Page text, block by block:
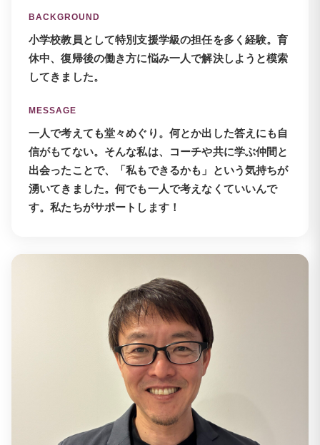
BACKGROUND
小学校教員として特別支援学級の担任を多く経験。育
休中、復帰後の働き方に悩み一人で解決しようと模索
してきました。
MESSAGE
一人で考えても堂々めぐり。何とか出した答えにも自
信がもてない。そんな私は、コーチや共に学ぶ仲間と
出会ったことで、「私もできるかも」という気持ちが
湧いてきました。何でも一人で考えなくていいんで
す。私たちがサポートします！